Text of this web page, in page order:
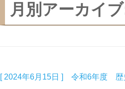
月別アーカイ
[ 2024年6月15日 ] 令和6年度 歴